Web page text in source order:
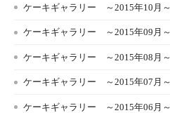
ケーキギャラリー ～2015年10月～
ケーキギャラリー ～2015年09月～
ケーキギャラリー ～2015年08月～
ケーキギャラリー ～2015年07月～
ケーキギャラリー ～2015年06月～